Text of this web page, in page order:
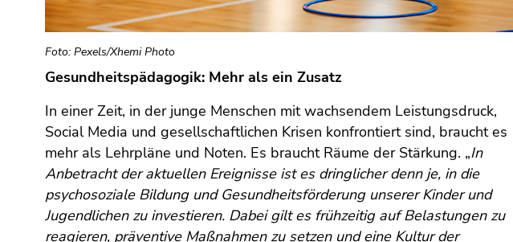
(Benutzer/Sprache)
(Zugriffstaste
Foto: Pexels/Xhemi Photo
Gesundheitspädagogik: Mehr als ein Zusatz
In einer Zeit, in der junge Menschen mit wachsendem Leistungsdruck,
Social Media und gesellschaftlichen Krisen konfrontiert sind, braucht es
mehr als Lehrpläne und Noten. Es braucht Räume der Stärkung. „In
Anbetracht der aktuellen Ereignisse ist es dringlicher denn je, in die
psychosoziale Bildung und Gesundheitsförderung unserer Kinder und
Jugendlichen zu investieren. Dabei gilt es frühzeitig auf Belastungen zu
reagieren, präventive Maßnahmen zu setzen und eine Kultur der